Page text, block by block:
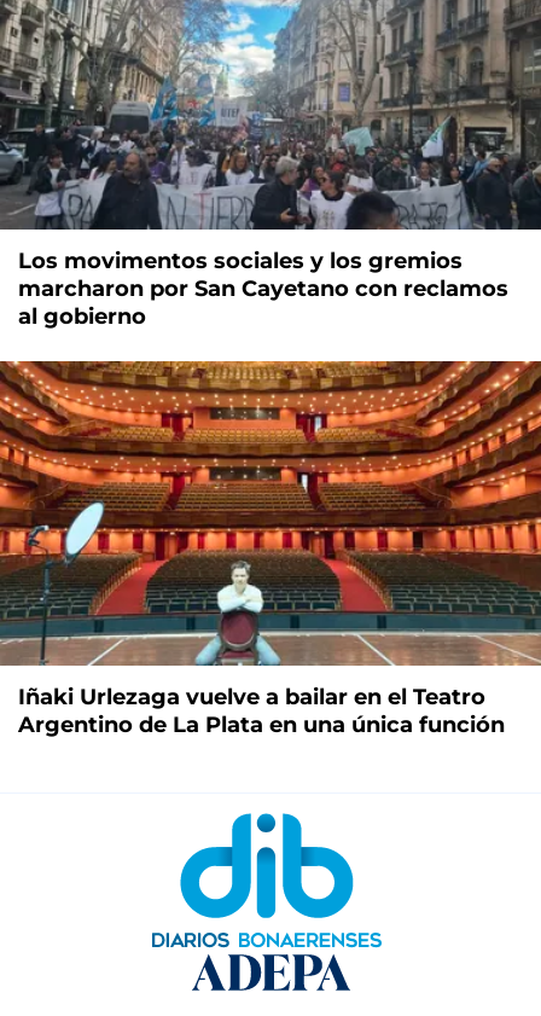
Los movimentos sociales y los gremios
marcharon por San Cayetano con reclamos
al gobierno
Iñaki Urlezaga vuelve a bailar en el Teatro
Argentino de La Plata en una única función